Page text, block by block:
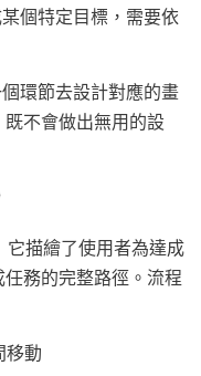
個特定目標，需要依
環節去設計對應的畫
不會做出無用的設
它描繪了使用者為達成
務的完整路徑。流程
移動